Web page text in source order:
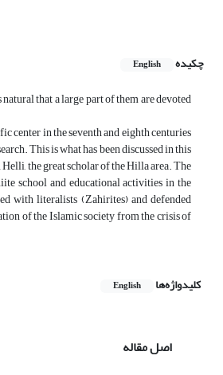
چکیده
English
that a large part of them are devoted
center in the seventh and eighth centuries
This is what has been discussed in this
the great scholar of the Hilla area. The
school and educational activities in the
with literalists (Zahirites) and defended
of the Islamic society from the crisis of
کلیدواژه‌ها English
اصل مقاله